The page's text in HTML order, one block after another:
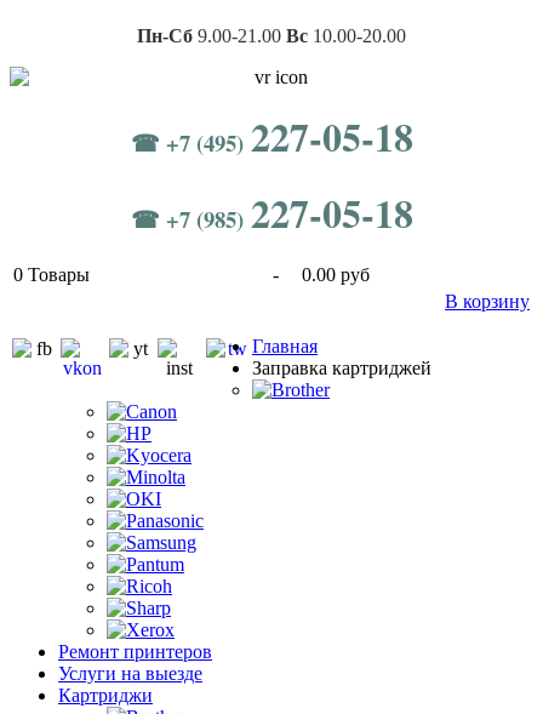
Пн-Сб 9.00-21.00 Вс 10.00-20.00
☎ +7 (495) 227-05-18
☎ +7 (985) 227-05-18
0 Товары -
0.00 руб
В корзину
Главная
Заправка картриджей
Ремонт принтеров
Услуги на выезде
Картриджи